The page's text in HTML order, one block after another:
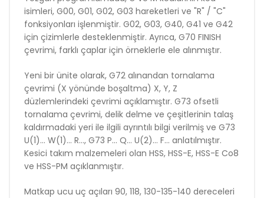
isimleri, G00, G01, G02, G03 hareketleri ve "R" / "C"
fonksiyonları işlenmiştir. G02, G03, G40, G41 ve G42
için çizimlerle desteklenmiştir. Ayrıca, G70 FINISH
çevrimi, farklı çaplar için örneklerle ele alınmıştır.
Yeni bir ünite olarak, G72 alınandan tornalama
çevrimi (X yönünde boşaltma) X, Y, Z
düzlemlerindeki çevrimi açıklamıştır. G73 ofsetli
tornalama çevrimi, delik delme ve çeşitlerinin talaş
kaldırmadaki yeri ile ilgili ayrıntılı bilgi verilmiş ve G73
U(1)… W(1)… R…, G73 P… Q… U(2)… F… anlatılmıştır.
Kesici takım malzemeleri olan HSS, HSS-E, HSS-E Co8
ve HSS-PM açıklanmıştır.
Matkap ucu uç açıları 90, 118, 130-135-140 dereceleri